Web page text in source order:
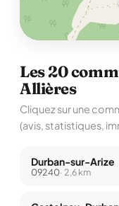
Les 20
Allières
Cliquez sur une
(avis, statistiques,
Durban-sur-Arize
09240· 2,6 km